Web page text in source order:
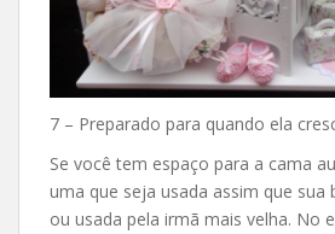
7 – Preparado para quando ela
Se você tem espaço para a cama
uma que seja usada assim que sua
ou usada pela irmã mais velha. No